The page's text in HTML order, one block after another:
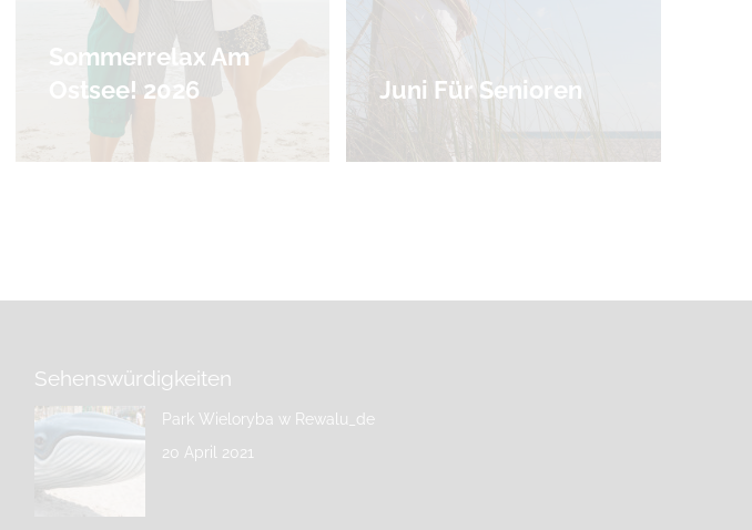
Sommerrelax Am
Ostsee! 2026
Juni Für Senioren
Sehenswürdigkeiten
Park Wieloryba w Rewalu_de
20 April 2021